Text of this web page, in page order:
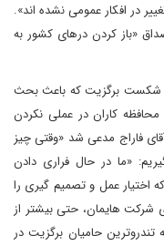
در افکار عمومی‌ نشده ا‌ند».
«باز کردن درهای کشور به
شکست برگزیت که باعث بحث
کاران در عملی‌ نکردن
فاراج مدعی شد «وقتی چیز
«ما در حال فراری دادن
عمل و تصمیم گیری را
شرکت هایمان، حتی بیشتر از
تندرو‌ترین حامیان برگزیت در